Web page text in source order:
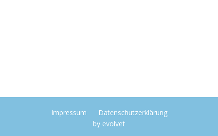
Impressum
Datenschutzerklärung
by evolvet